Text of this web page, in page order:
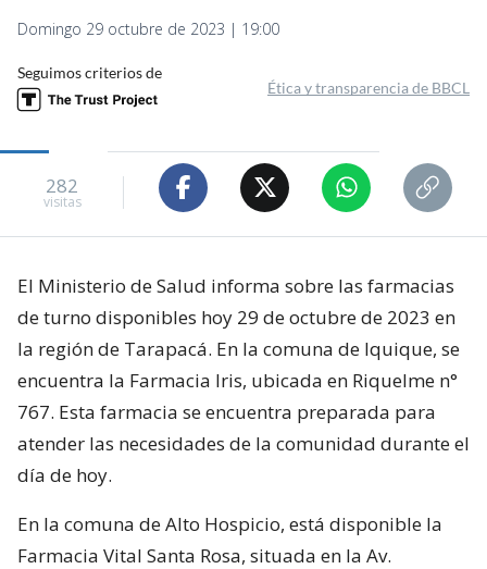
Domingo 29 octubre de 2023 | 19:00
Seguimos criterios de
Ética y transparencia de BBCL
282
visitas
El Ministerio de Salud informa sobre las farmacias
de turno disponibles hoy 29 de octubre de 2023 en
la región de Tarapacá. En la comuna de Iquique, se
encuentra la Farmacia Iris, ubicada en Riquelme n°
767. Esta farmacia se encuentra preparada para
atender las necesidades de la comunidad durante el
día de hoy.
En la comuna de Alto Hospicio, está disponible la
Farmacia Vital Santa Rosa, situada en la Av.